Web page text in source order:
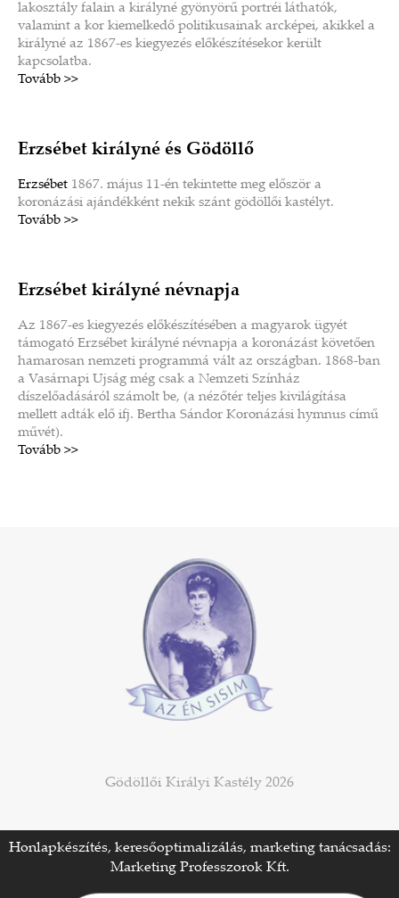
lakosztály falain a királyné gyönyörű portréi láthatók,
valamint a kor kiemelkedő politikusainak arcképei, akikkel a
királyné az 1867-es kiegyezés előkészítésekor került
kapcsolatba.
Tovább >>
Erzsébet királyné és Gödöllő
Erzsébet 1867. május 11-én tekintette meg először a
koronázási ajándékként nekik szánt gödöllői kastélyt.
Tovább >>
Erzsébet királyné névnapja
Az 1867-es kiegyezés előkészítésében a magyarok ügyét
támogató Erzsébet királyné névnapja a koronázást követően
hamarosan nemzeti programmá vált az országban. 1868-ban
a Vasárnapi Ujság még csak a Nemzeti Színház
díszelőadásáról számolt be, (a nézőtér teljes kivilágítása
mellett adták elő ifj. Bertha Sándor Koronázási hymnus című
művét).
Tovább >>
Gödöllői Királyi Kastély 2026
Honlapkészítés, keresőoptimalizálás, marketing tanácsadás:
Marketing Professzorok Kft.